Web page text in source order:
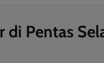
Pentas